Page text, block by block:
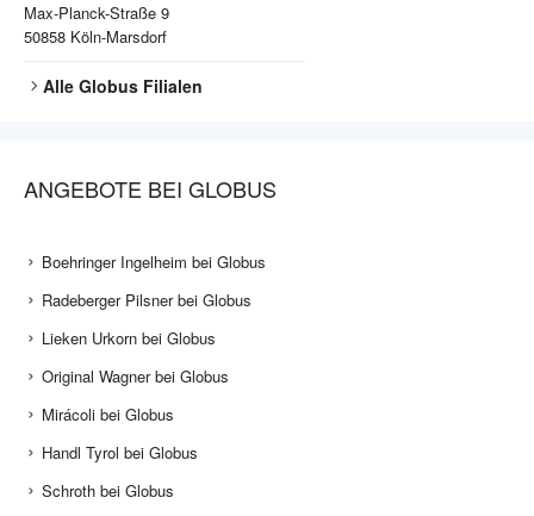
Max-Planck-Straße 9
50858 Köln-Marsdorf
Alle Globus Filialen
ANGEBOTE BEI GLOBUS
Boehringer Ingelheim bei Globus
Radeberger Pilsner bei Globus
Lieken Urkorn bei Globus
Original Wagner bei Globus
Mirácoli bei Globus
Handl Tyrol bei Globus
Schroth bei Globus